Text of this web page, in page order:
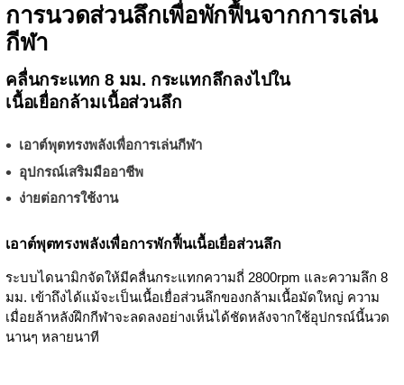
การนวดส่วนลึกเพื่อพักฟื้นจากการเล่น
กีฬา
คลื่นกระแทก 8 มม. กระแทกลึกลงไปใน
เนื้อเยื่อกล้ามเนื้อส่วนลึก
เอาต์พุตทรงพลังเพื่อการเล่นกีฬา
อุปกรณ์เสริมมืออาชีพ
ง่ายต่อการใช้งาน
เอาต์พุตทรงพลังเพื่อการพักฟื้นเนื้อเยื่อส่วนลึก
ระบบไดนามิกจัดให้มีคลื่นกระแทกความถี่ 2800rpm และความลึก 8
มม. เข้าถึงได้แม้จะเป็นเนื้อเยื่อส่วนลึกของกล้ามเนื้อมัดใหญ่ ความ
เมื่อยล้าหลังฝึกกีฬาจะลดลงอย่างเห็นได้ชัดหลังจากใช้อุปกรณ์นี้นวด
นานๆ หลายนาที